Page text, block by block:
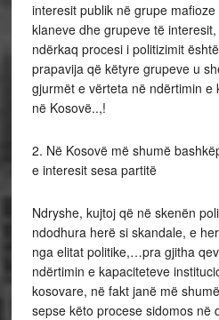
interesit publik në grupe
klaneve dhe grupeve të
ndërkaq procesi i politizimit
prapavija që këtyre grupeve u
gjurmët e vërteta në ndërtimin e
në Kosovë..,!
2. Në Kosovë më shumë
e interesit sesa partitë
Ndryshe, kujtoj që në skenën
ndodhura herë si skandale, e
nga elitat politike,…pra gjitha
ndërtimin e kapaciteteve
kosovare, në fakt janë më
sepse këto procese sidomos në